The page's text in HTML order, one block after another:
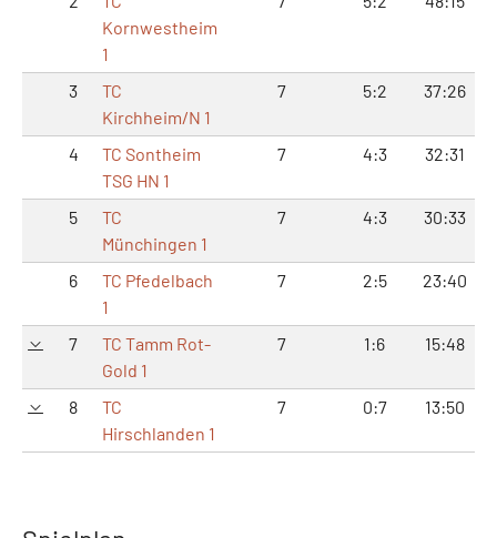
Kornwestheim
1
3
TC
Kirchheim/N 1
7 5:2 37:26
4
TC Sontheim
TSG HN 1
7 4:3 32:31
5
TC
Münchingen 1
7 4:3 30:33
6
TC Pfedelbach
1
7 2:5 23:40
7
TC Tamm Rot-
Gold 1
7 1:6 15:48
8
TC
Hirschlanden 1
7 0:7 13:50